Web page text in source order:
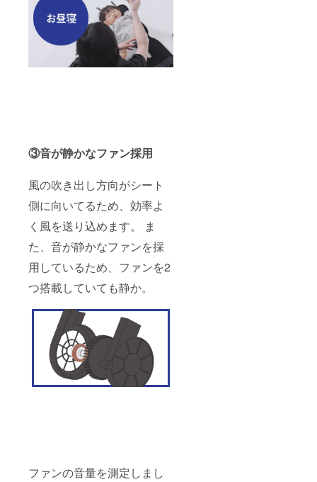
③音が静かなファン採用
風の吹き出し方向がシート
側に向いてるため、効率よ
く風を送り込めます。 ま
た、音が静かなファンを採
用しているため、ファンを2
つ搭載していても静か。
ファンの音量を測定しまし